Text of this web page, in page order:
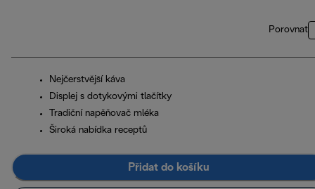
Porovnat
Nejčerstvější káva
Displej s dotykovými tlačítky
Tradiční napěňovač mléka
Široká nabídka receptů
Přidat do košíku